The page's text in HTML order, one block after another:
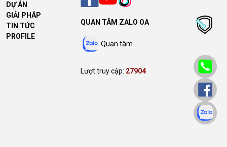
DỰ ÁN
GIẢI PHÁP
TIN TỨC
PROFILE
QUAN TÂM ZALO OA
Quan tâm
Lượt truy cập: 27904